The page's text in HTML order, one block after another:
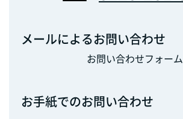
メールによるお問い合わせ
お問い合わせフォーム
お手紙でのお問い合わせ